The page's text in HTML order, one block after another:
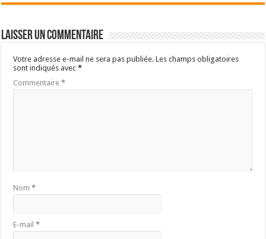
Laisser un commentaire
Votre adresse e-mail ne sera pas publiée. Les champs obligatoires
sont indiqués avec*
Commentaire*
Nom*
E-mail*